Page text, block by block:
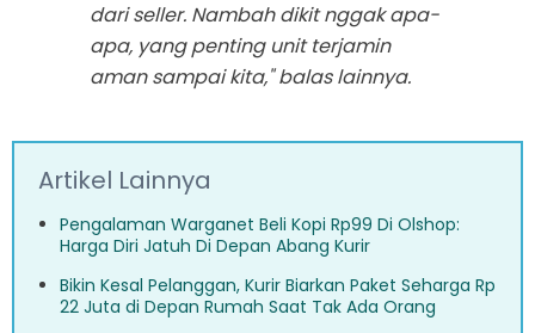
dari seller. Nambah dikit nggak apa-
apa, yang penting unit terjamin
aman sampai kita," balas lainnya.
Artikel Lainnya
Pengalaman Warganet Beli Kopi Rp99 Di Olshop:
Harga Diri Jatuh Di Depan Abang Kurir
Bikin Kesal Pelanggan, Kurir Biarkan Paket Seharga Rp
22 Juta di Depan Rumah Saat Tak Ada Orang